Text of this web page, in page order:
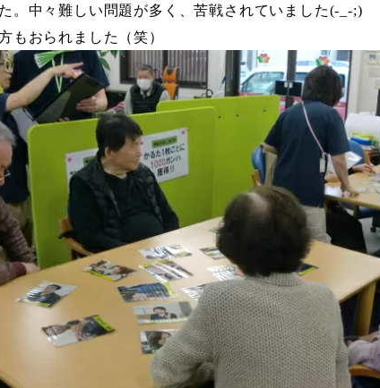
。中々難しい問題が多く、苦戦されていました(-_-;)
もおられました（笑）